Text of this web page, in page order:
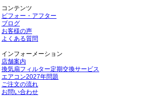
コンテンツ
ビフォー・アフター
ブログ
お客様の声
よくある質問
インフォーメーション
店舗案内
換気扇フィルター定期交換サービス
エアコン2027年問題
ご注文の流れ
お問い合わせ